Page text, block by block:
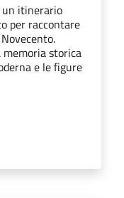
un itinerario
per raccontare
storica
e le figure